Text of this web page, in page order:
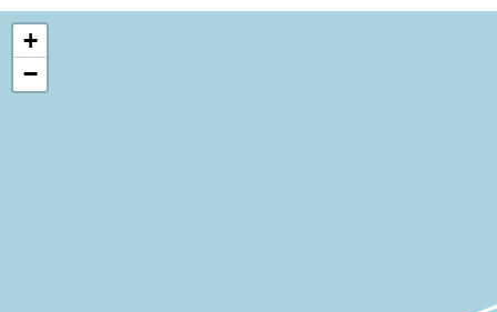
+
−